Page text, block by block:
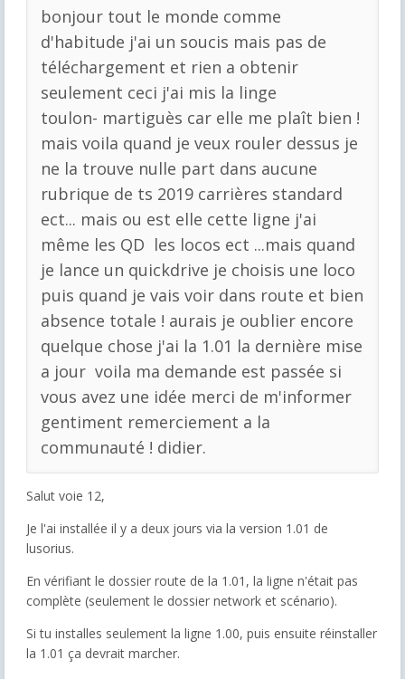
bonjour tout le monde comme
d'habitude j'ai un soucis mais pas de
téléchargement et rien a obtenir
seulement ceci j'ai mis la linge
toulon- martiguès car elle me plaît bien !
mais voila quand je veux rouler dessus je
ne la trouve nulle part dans aucune
rubrique de ts 2019 carrières standard
ect... mais ou est elle cette ligne j'ai
même les QD les locos ect ...mais quand
je lance un quickdrive je choisis une loco
puis quand je vais voir dans route et bien
absence totale ! aurais je oublier encore
quelque chose j'ai la 1.01 la dernière mise
a jour voila ma demande est passée si
vous avez une idée merci de m'informer
gentiment remerciement a la
communauté ! didier.
Salut voie 12,
Je l'ai installée il y a deux jours via la version 1.01 de
lusorius.
En vérifiant le dossier route de la 1.01, la ligne n'était pas
complète (seulement le dossier network et scénario).
Si tu installes seulement la ligne 1.00, puis ensuite réinstaller
la 1.01 ça devrait marcher.